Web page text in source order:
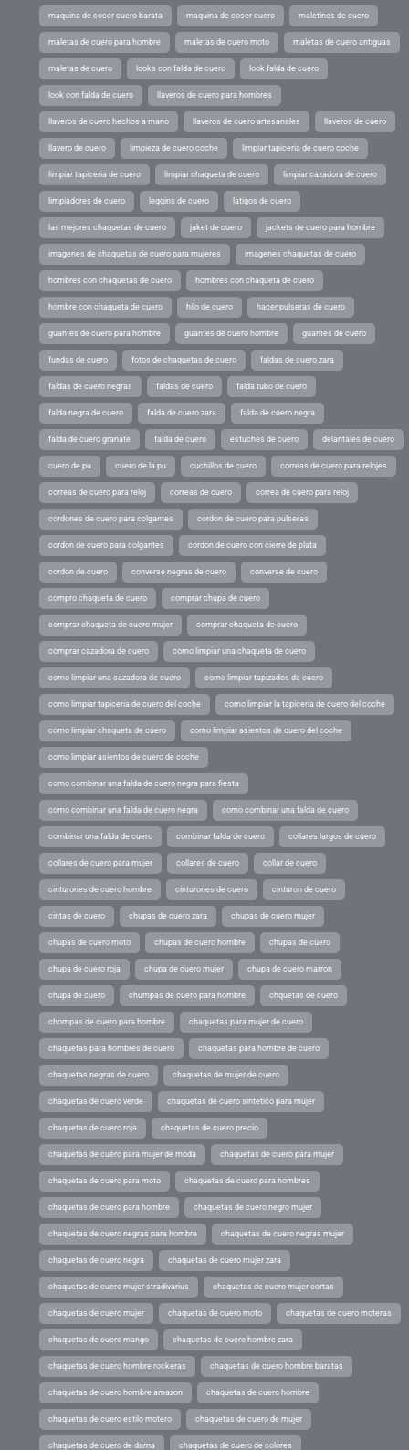
maquina de coser cuero barata maquina de coser cuero maletines de cuero
maletas de cuero para hombre maletas de cuero moto maletas de cuero antiguas
maletas de cuero looks con falda de cuero look falda de cuero
look con falda de cuero llaveros de cuero para hombres
llaveros de cuero hechos a mano llaveros de cuero artesanales llaveros de cuero
llavero de cuero limpieza de cuero coche limpiar tapiceria de cuero coche
limpiar tapiceria de cuero limpiar chaqueta de cuero limpiar cazadora de cuero
limpiadores de cuero leggins de cuero latigos de cuero
las mejores chaquetas de cuero jaket de cuero jackets de cuero para hombre
imagenes de chaquetas de cuero para mujeres imagenes chaquetas de cuero
hombres con chaquetas de cuero hombres con chaqueta de cuero
hombre con chaqueta de cuero hilo de cuero hacer pulseras de cuero
guantes de cuero para hombre guantes de cuero hombre guantes de cuero
fundas de cuero fotos de chaquetas de cuero faldas de cuero zara
faldas de cuero negras faldas de cuero falda tubo de cuero
falda negra de cuero falda de cuero zara falda de cuero negra
falda de cuero granate falda de cuero estuches de cuero delantales de cuero
cuero de pu cuero de la pu cuchillos de cuero correas de cuero para relojes
correas de cuero para reloj correas de cuero correa de cuero para reloj
cordones de cuero para colgantes cordon de cuero para pulseras
cordon de cuero para colgantes cordon de cuero con cierre de plata
cordon de cuero converse negras de cuero converse de cuero
compro chaqueta de cuero comprar chupa de cuero
comprar chaqueta de cuero mujer comprar chaqueta de cuero
comprar cazadora de cuero como limpiar una chaqueta de cuero
como limpiar una cazadora de cuero como limpiar tapizados de cuero
como limpiar tapiceria de cuero del coche como limpiar la tapiceria de cuero del coche
como limpiar chaqueta de cuero como limpiar asientos de cuero del coche
como limpiar asientos de cuero de coche
como combinar una falda de cuero negra para fiesta
como combinar una falda de cuero negra como combinar una falda de cuero
combinar una falda de cuero combinar falda de cuero collares largos de cuero
collares de cuero para mujer collares de cuero collar de cuero
cinturones de cuero hombre cinturones de cuero cinturon de cuero
cintas de cuero chupas de cuero zara chupas de cuero mujer
chupas de cuero moto chupas de cuero hombre chupas de cuero
chupa de cuero roja chupa de cuero mujer chupa de cuero marron
chupa de cuero chumpas de cuero para hombre chquetas de cuero
chompas de cuero para hombre chaquetas para mujer de cuero
chaquetas para hombres de cuero chaquetas para hombre de cuero
chaquetas negras de cuero chaquetas de mujer de cuero
chaquetas de cuero verde chaquetas de cuero sintetico para mujer
chaquetas de cuero roja chaquetas de cuero precio
chaquetas de cuero para mujer de moda chaquetas de cuero para mujer
chaquetas de cuero para moto chaquetas de cuero para hombres
chaquetas de cuero para hombre chaquetas de cuero negro mujer
chaquetas de cuero negras para hombre chaquetas de cuero negras mujer
chaquetas de cuero negra chaquetas de cuero mujer zara
chaquetas de cuero mujer stradivarius chaquetas de cuero mujer cortas
chaquetas de cuero mujer chaquetas de cuero moto chaquetas de cuero moteras
chaquetas de cuero mango chaquetas de cuero hombre zara
chaquetas de cuero hombre rockeras chaquetas de cuero hombre baratas
chaquetas de cuero hombre amazon chaquetas de cuero hombre
chaquetas de cuero estilo motero chaquetas de cuero de mujer
chaquetas de cuero de dama chaquetas de cuero de colores